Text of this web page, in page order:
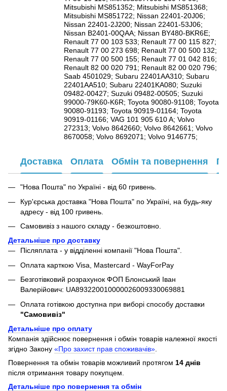
Mitsubishi MS851352; Mitsubishi MS851368;
Mitsubishi MS851722; Nissan 22401-20J06;
Nissan 22401-2J200; Nissan 22401-53J06;
Nissan B2401-00QAA; Nissan BY480-BKR6E;
Renault 77 00 103 533; Renault 77 00 115 827;
Renault 77 00 273 698; Renault 77 00 500 132;
Renault 77 00 500 155; Renault 77 01 042 816;
Renault 82 00 020 791; Renault 82 00 020 796;
Saab 4501029; Subaru 22401AA310; Subaru
22401AA510; Subaru 22401KA080; Suzuki
09482-00427; Suzuki 09482-00505; Suzuki
99000-79K60-K6R; Toyota 90080-91108; Toyota
90080-91193; Toyota 90919-01164; Toyota
90919-01166; VAG 101 905 610 A; Volvo
272313; Volvo 8642660; Volvo 8642661; Volvo
8670058; Volvo 8692071; Volvo 9146775;
Доставка Оплата Обмін та повернення
"Нова Пошта" по Україні - від 60 гривень.
Кур'єрська доставка "Нова Пошта" по Україні, на будь-яку
адресу - від 100 гривень.
Самовивіз з нашого складу - безкоштовно.
Детальніше про доставку
Післяплата - у відділенні компанії "Нова Пошта".
Оплата карткою Visa, Mastercard - WayForPay
Безготівковий розрахунок ФОП Блонський Іван
Валерійович: UA893220010000026009330069881
Оплата готівкою доступна при виборі способу доставки
"Самовивіз"
Детальніше про оплату
Компанія здійснює повернення і обмін товарів належної якості
згідно Закону «Про захист прав споживачів»
Повернення та обмін товарів можливий протягом 14 днів
після отримання товару покупцем.
Детальніше про повернення та обмін